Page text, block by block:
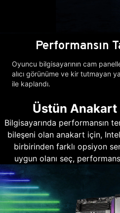
Performansın
Oyuncu bilgisayarının cam
alıcı görünüme ve kir tutmayan
ile kaplandı.
Üstün
Bilgisayarında performansın
bileşeni olan anakart için,
birbirinden farklı opsiyon
uygun olanı seç,